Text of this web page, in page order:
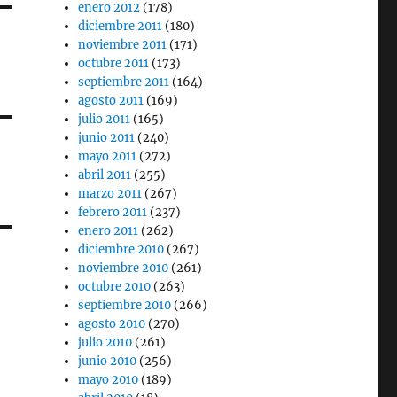
enero 2012 (178)
diciembre 2011 (180)
noviembre 2011 (171)
octubre 2011 (173)
septiembre 2011 (164)
agosto 2011 (169)
julio 2011 (165)
junio 2011 (240)
mayo 2011 (272)
abril 2011 (255)
marzo 2011 (267)
febrero 2011 (237)
enero 2011 (262)
diciembre 2010 (267)
noviembre 2010 (261)
octubre 2010 (263)
septiembre 2010 (266)
agosto 2010 (270)
julio 2010 (261)
junio 2010 (256)
mayo 2010 (189)